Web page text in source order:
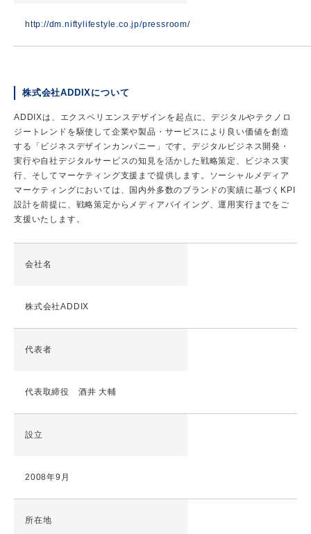
http://dm.niftylifestyle.co.jp/pressroom/
株式会社ADDIXについて
ADDIXは、エクスペリエンスデザインを起点に、デジタルやテクノロ
ジートレンドを駆使して企業や製品・サービスにより良い価値を創造
する「ビジネスデザインカンパニー」です。デジタルビジネス開発・
実行や自社デジタルサービスの知見を活かした戦略策定、ビジネス実
行、そしてマーケティング支援まで提供します。ソーシャルメディア
マーケティングにおいては、国内外多数のブランドの実績に基づくKPI
設計を前提に、戦略策定からメディアバイイング、運用実行までをご
支援いたします。
会社名
株式会社ADDIX
代表者
代表取締役 酒井 大輔
設立
2008年9月
所在地